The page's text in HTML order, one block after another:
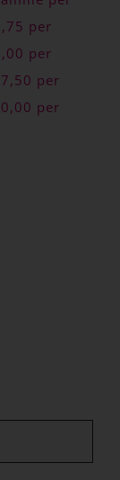
per
per
per
per